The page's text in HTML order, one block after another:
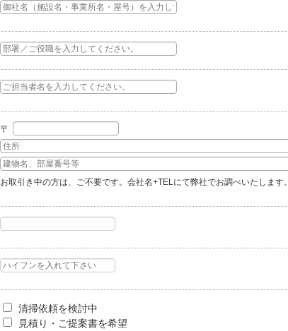
〒
お取引き中の方は、ご不要です。会社名+TELにて弊社でお調べいたします。
清掃依頼を検討中
見積り・ご提案書を希望